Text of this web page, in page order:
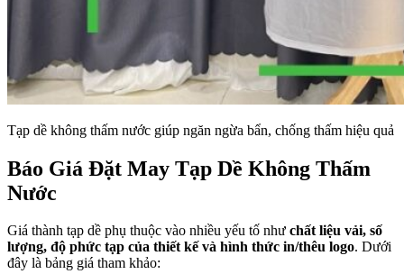
Tạp dề không thấm nước giúp ngăn ngừa bẩn, chống thấm hiệu quả
Báo Giá Đặt May Tạp Dề Không Thấm
Nước
Giá thành tạp dề phụ thuộc vào nhiều yếu tố như chất liệu vải, số
lượng, độ phức tạp của thiết kế và hình thức in/thêu logo. Dưới
đây là bảng giá tham khảo: